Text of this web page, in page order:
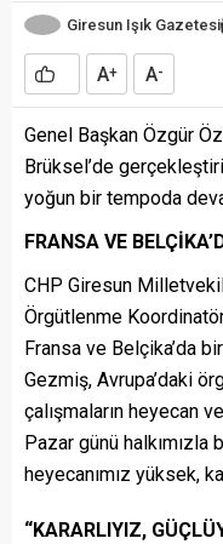
Giresun Işık Gazetesi
A+ A-
Genel Başkan Özgür
Brüksel’de
yoğun bir tempoda
FRANSA VE
CHP Giresun
Örgütlenme
Fransa ve Belçika’da
Gezmiş, Avrupa’daki
çalışmaların heyecan
Pazar günü
heyecanımız yüksek,
“KARARLIYIZ,